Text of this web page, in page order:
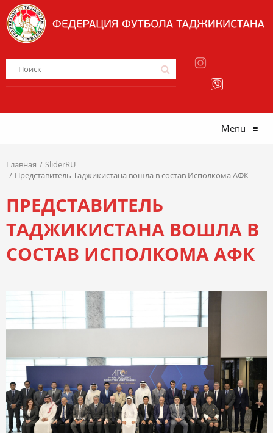
Menu ≡
Главная
SliderRU
Представитель Таджикистана вошла в состав Исполкома АФК
ПРЕДСТАВИТЕЛЬ
ТАДЖИКИСТАНА ВОШЛА В
СОСТАВ ИСПОЛКОМА АФК